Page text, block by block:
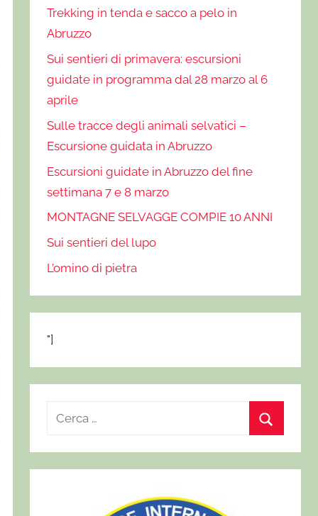
Trekking in tenda e sacco a pelo in
Abruzzo
Sui sentieri di primavera: escursioni
guidate in programma dal 28 marzo al 6
aprile
Sulle tracce degli animali selvatici –
Escursione guidata in Abruzzo
Escursioni guidate in Abruzzo del fine
settimana 7 e 8 marzo
MONTAGNE SELVAGGE COMPIE 10 ANNI
Sui sentieri del lupo
L’omino di pietra
"]
c
e